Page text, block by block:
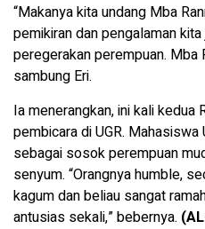
“Makanya kita undang Mba
pemikiran dan pengalaman
peregerakan perempuan. Mba
sambung Eri.
Ia menerangkan, ini kali kedua
pembicara di UGR. Mahasiswa
sebagai sosok perempuan
senyum. “Orangnya humble,
kagum dan beliau sangat
antusias sekali,” bebernya.